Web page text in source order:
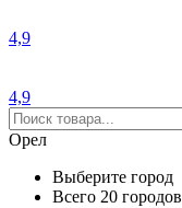
4,9
4,9
Орел
Выберите город
Всего 20 городов